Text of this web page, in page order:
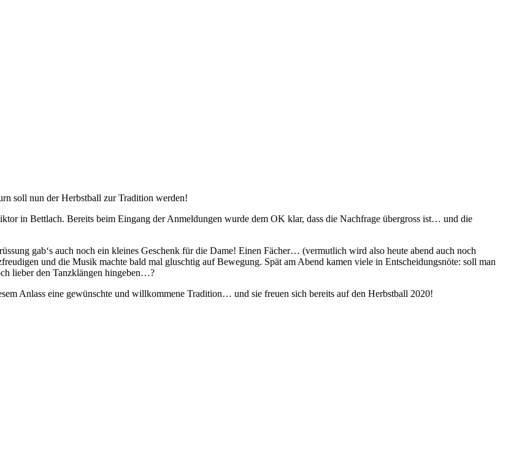
soll nun der Herbstball zur Tradition werden!
in Bettlach. Bereits beim Eingang der Anmeldungen wurde dem OK klar, dass die Nachfrage übergross ist… und die
gab‘s auch noch ein kleines Geschenk für die Dame! Einen Fächer… (vermutlich wird also heute abend auch noch
und die Musik machte bald mal gluschtig auf Bewegung. Spät am Abend kamen viele in Entscheidungsnöte: soll man
lieber den Tanzklängen hingeben…?
Anlass eine gewünschte und willkommene Tradition… und sie freuen sich bereits auf den Herbstball 2020!